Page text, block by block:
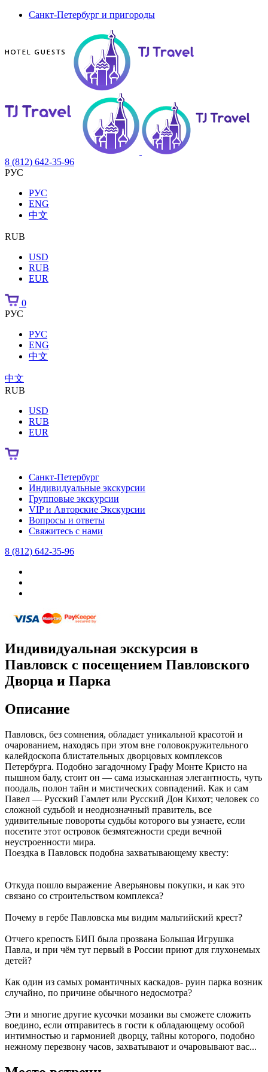
Санкт-Петербург и пригороды
8 (812) 642-35-96
РУС
РУС
ENG
中文
RUB
USD
RUB
EUR
0
РУС
РУС
ENG
中文
中文
RUB
USD
RUB
EUR
Санкт-Петербург
Индивидуальные экскурсии
Групповые экскурсии
VIP и Авторские Экскурсии
Вопросы и ответы
Свяжитесь с нами
8 (812) 642-35-96
Индивидуальная экскурсия в
Павловск с посещением Павловского
Дворца и Парка
Описание
Павловск, без сомнения, обладает уникальной красотой и
очарованием, находясь при этом вне головокружительного
калейдоскопа блистательных дворцовых комплексов
Петербурга. Подобно загадочному Графу Монте Кристо на
пышном балу, стоит он — сама изысканная элегантность, чуть
поодаль, полон тайн и мистических совпадений. Как и сам
Павел — Русский Гамлет или Русский Дон Кихот; человек со
сложной судьбой и неоднозначный правитель, все
удивительные повороты судьбы которого вы узнаете, если
посетите этот островок безмятежности среди вечной
неустроенности мира.
Поездка в Павловск подобна захватывающему квесту:
Откуда пошло выражение Аверьяновы покупки, и как это
связано со строительством комплекса?
Почему в гербе Павловска мы видим мальтийский крест?
Отчего крепость БИП была прозвана Большая Игрушка
Павла, и при чём тут первый в России приют для глухонемых
детей?
Как один из самых романтичных каскадов- руин парка возник
случайно, по причине обычного недосмотра?
Эти и многие другие кусочки мозаики вы сможете сложить
воедино, если отправитесь в гости к обладающему особой
интимностью и гармонией дворцу, тайны которого, подобно
нежному перезвону часов, захватывают и очаровывают вас...